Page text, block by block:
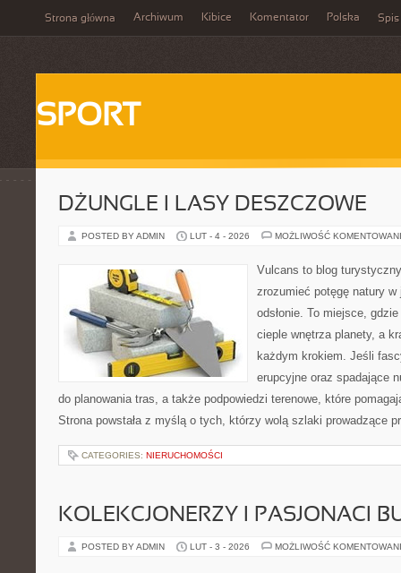
Strona główna Archiwum Kibice Komentator Polska Spis
SPORT
DŻUNGLE I LASY DESZCZOWE
POSTED BY ADMIN LUT - 4 - 2026 MOŻLIWOŚĆ
Vulcans to blog
zrozumieć potęgę natury
odsłonie. To miejsce,
cieple wnętrza planety, a
każdym krokiem. Jeśli
erupcyjne oraz spadające
do planowania tras, a także podpowiedzi terenowe, które
Strona powstała z myślą o tych, którzy wolą szlaki prowadzące
CATEGORIES: NIERUCHOMOŚCI
KOLEKCJONERZY I PASJONACI
POSTED BY ADMIN LUT - 3 - 2026 MOŻLIWOŚĆ